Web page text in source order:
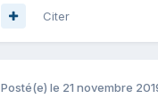
Citer
Posté(e) le 21 novembre